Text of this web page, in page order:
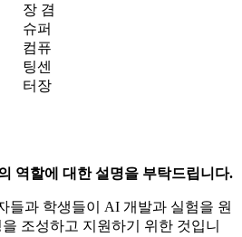
장 겸
슈퍼
컴퓨
팅센
터장
역할에 대한 설명을 부탁드립니다.
들과 학생들이 AI 개발과 실험을 원
조성하고 지원하기 위한 것입니